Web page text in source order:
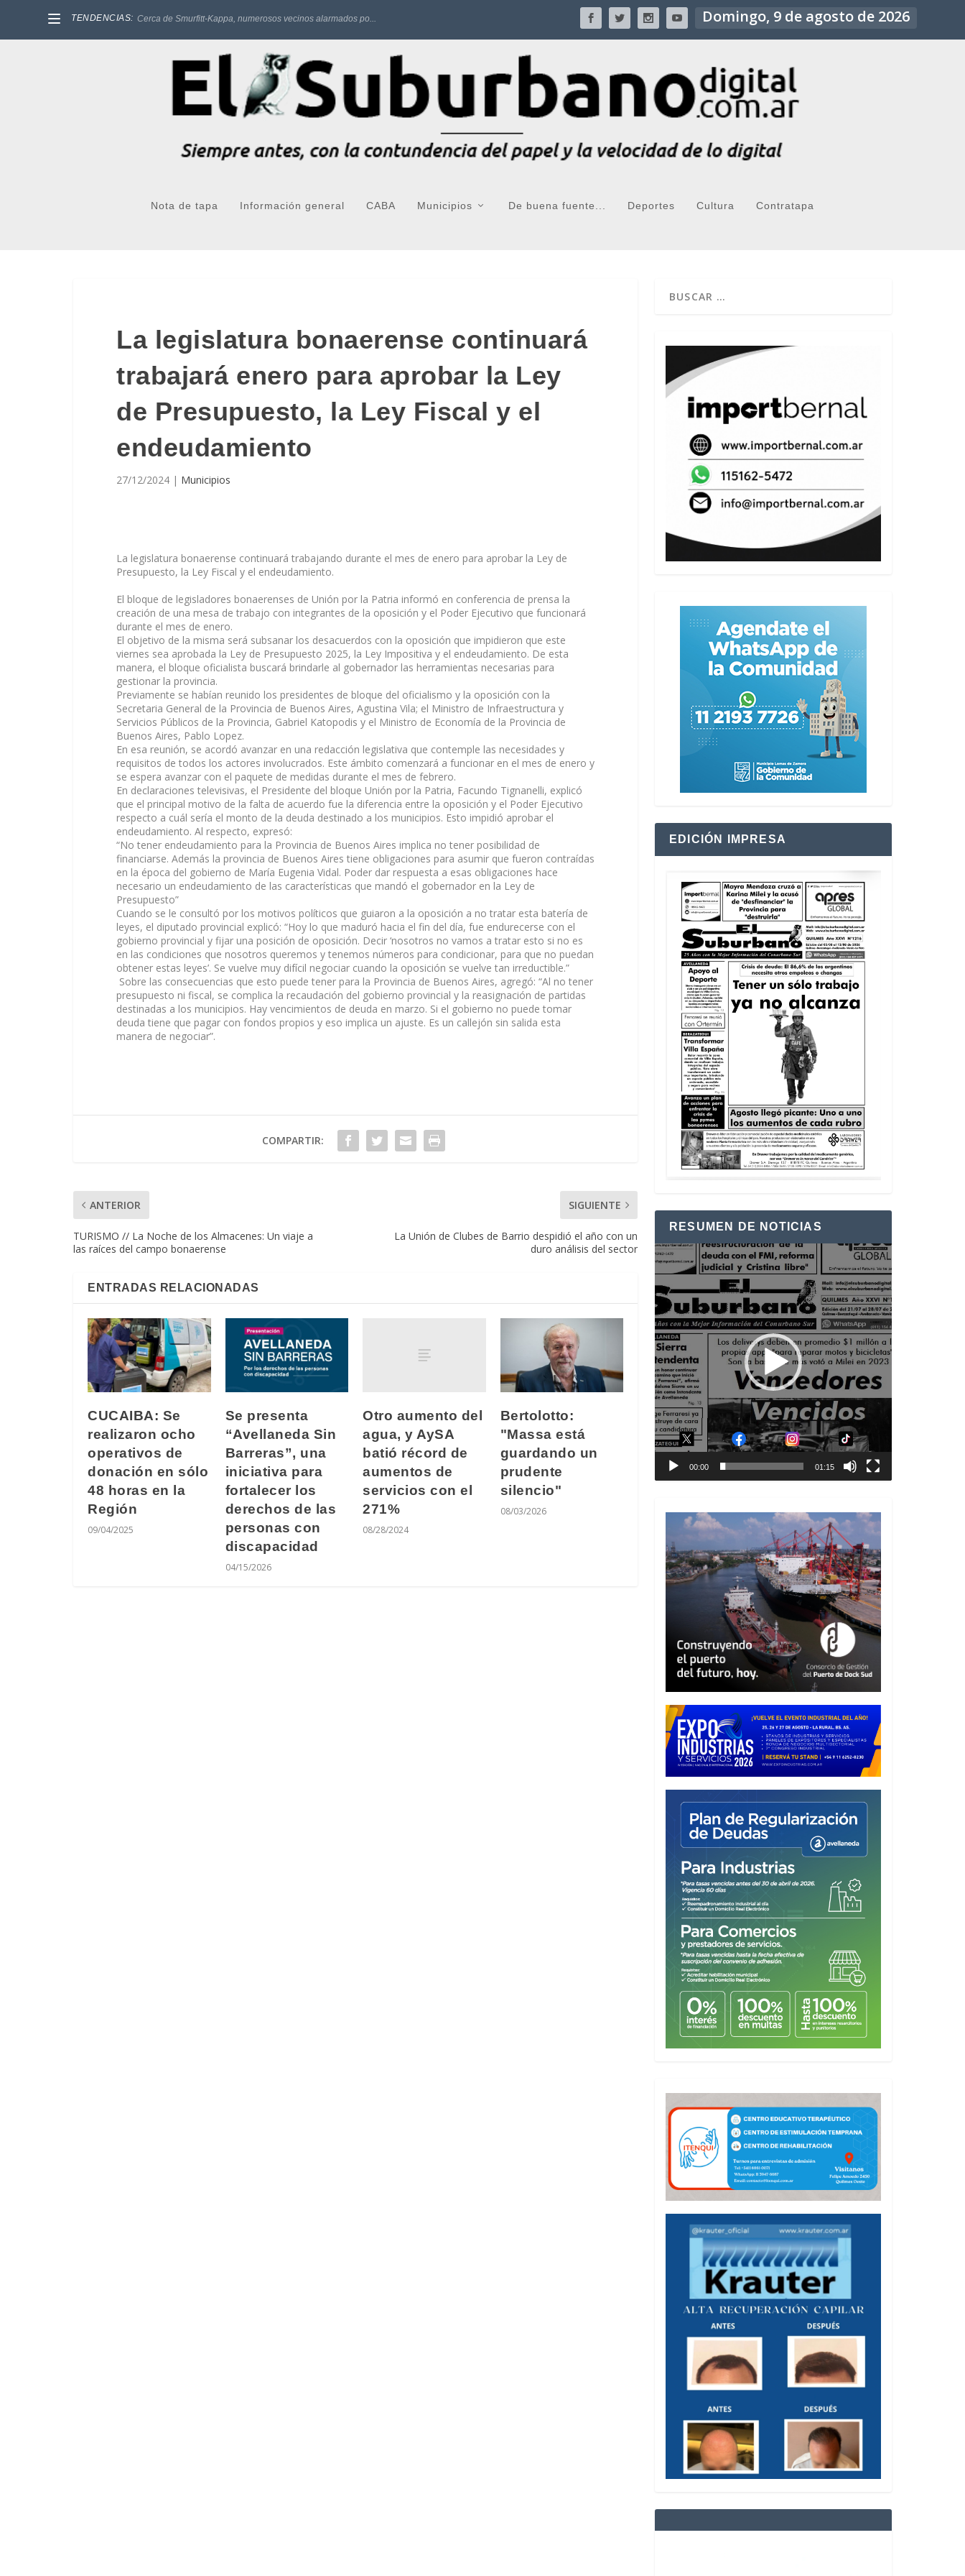
TENDENCIAS: Cerca de Smurfitt-Kappa, numerosos vecinos alarmados po... Domingo, 9 de agosto de 2026
Nota de tapa Información general CABA Municipios De buena fuente... Deportes Cultura Contratapa
La legislatura bonaerense continuará
trabajará enero para aprobar la Ley
de Presupuesto, la Ley Fiscal y el
endeudamiento
27/12/2024 | Municipios
La legislatura bonaerense continuará trabajando durante el mes de enero para aprobar la Ley de
Presupuesto, la Ley Fiscal y el endeudamiento.
El bloque de legisladores bonaerenses de Unión por la Patria informó en conferencia de prensa la
creación de una mesa de trabajo con integrantes de la oposición y el Poder Ejecutivo que funcionará
durante el mes de enero.
El objetivo de la misma será subsanar los desacuerdos con la oposición que impidieron que este
viernes sea aprobada la Ley de Presupuesto 2025, la Ley Impositiva y el endeudamiento. De esta
manera, el bloque oficialista buscará brindarle al gobernador las herramientas necesarias para
gestionar la provincia.
Previamente se habían reunido los presidentes de bloque del oficialismo y la oposición con la
Secretaria General de la Provincia de Buenos Aires, Agustina Vila; el Ministro de Infraestructura y
Servicios Públicos de la Provincia, Gabriel Katopodis y el Ministro de Economía de la Provincia de
Buenos Aires, Pablo Lopez.
En esa reunión, se acordó avanzar en una redacción legislativa que contemple las necesidades y
requisitos de todos los actores involucrados. Este ámbito comenzará a funcionar en el mes de enero y
se espera avanzar con el paquete de medidas durante el mes de febrero.
En declaraciones televisivas, el Presidente del bloque Unión por la Patria, Facundo Tignanelli, explicó
que el principal motivo de la falta de acuerdo fue la diferencia entre la oposición y el Poder Ejecutivo
respecto a cuál sería el monto de la deuda destinado a los municipios. Esto impidió aprobar el
endeudamiento. Al respecto, expresó:
“No tener endeudamiento para la Provincia de Buenos Aires implica no tener posibilidad de
financiarse. Además la provincia de Buenos Aires tiene obligaciones para asumir que fueron contraídas
en la época del gobierno de María Eugenia Vidal. Poder dar respuesta a esas obligaciones hace
necesario un endeudamiento de las características que mandó el gobernador en la Ley de
Presupuesto”
Cuando se le consultó por los motivos políticos que guiaron a la oposición a no tratar esta batería de
leyes, el diputado provincial explicó: “Hoy lo que maduró hacia el fin del día, fue endurecerse con el
gobierno provincial y fijar una posición de oposición. Decir ‘nosotros no vamos a tratar esto si no es
en las condiciones que nosotros queremos y tenemos números para condicionar, para que no puedan
obtener estas leyes’. Se vuelve muy difícil negociar cuando la oposición se vuelve tan irreductible.”
Sobre las consecuencias que esto puede tener para la Provincia de Buenos Aires, agregó: “Al no tener
presupuesto ni fiscal, se complica la recaudación del gobierno provincial y la reasignación de partidas
destinadas a los municipios. Hay vencimientos de deuda en marzo. Si el gobierno no puede tomar
deuda tiene que pagar con fondos propios y eso implica un ajuste. Es un callejón sin salida esta
manera de negociar”.
COMPARTIR:
ANTERIOR
TURISMO // La Noche de los Almacenes: Un viaje a
las raíces del campo bonaerense
SIGUIENTE
La Unión de Clubes de Barrio despidió el año con un
duro análisis del sector
ENTRADAS RELACIONADAS
CUCAIBA: Se
realizaron ocho
operativos de
donación en sólo
48 horas en la
Región
09/04/2025
Se presenta
“Avellaneda Sin
Barreras”, una
iniciativa para
fortalecer los
derechos de las
personas con
discapacidad
04/15/2026
Otro aumento del
agua, y AySA
batió récord de
aumentos de
servicios con el
271%
08/28/2024
Bertolotto:
"Massa está
guardando un
prudente
silencio"
08/03/2026
EDICIÓN IMPRESA
RESUMEN DE NOTICIAS
Reproductor
de
vídeo
00:00 01:15